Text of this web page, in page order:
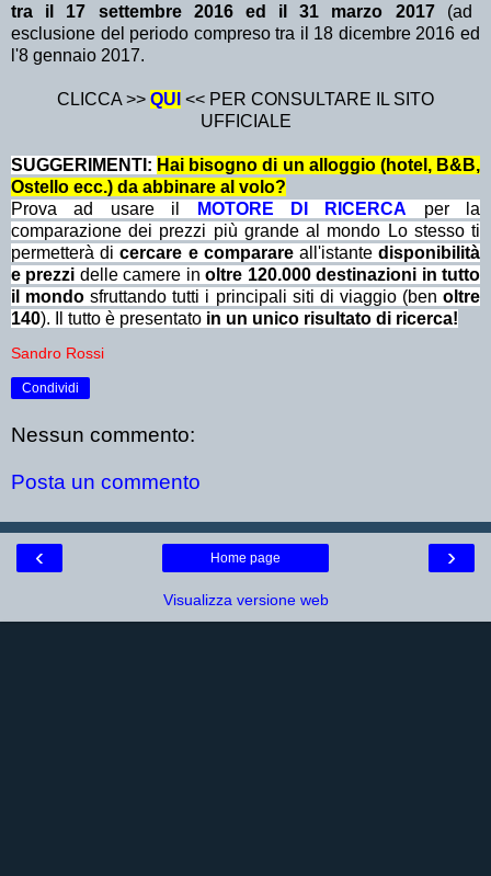
tra il 17 settembre 2016 ed il 31 marzo 2017(ad
esclusione del periodo compreso tra il 18 dicembre 2016 ed
l'8 gennaio 2017.
CLICCA >> QUI << PER CONSULTARE IL SITO
UFFICIALE
SUGGERIMENTI: Hai bisogno di un alloggio (hotel, B&B,
Ostello ecc.) da abbinare al volo?
Prova ad usare il
MOTORE DI RICERCA
per la
comparazione dei prezzi più grande al mondo Lo stesso ti
permetterà dicercare e comparare all'istantedisponibilità
e prezzi delle camere inoltre 120.000 destinazioni in tutto
il mondo sfruttando tutti i principali siti di viaggio (benoltre
140). Il tutto è presentato in un unico risultato di ricerca!
Sandro Rossi
Condividi
Nessun commento:
Posta un commento
‹ ›
Home page
Visualizza versione web